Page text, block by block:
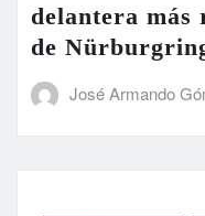
delantera
de
José Armando